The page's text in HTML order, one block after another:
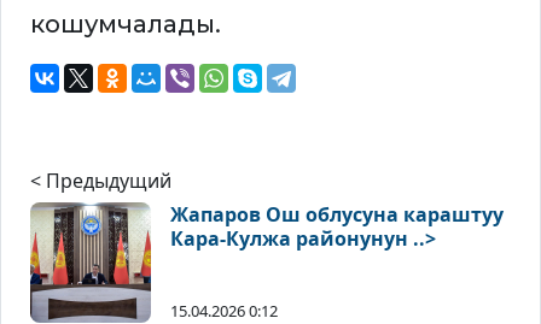
кошумчалады.
< Предыдущий
Жапаров Ош облусуна караштуу
Кара-Кулжа районунун ..>
15.04.2026 0:12